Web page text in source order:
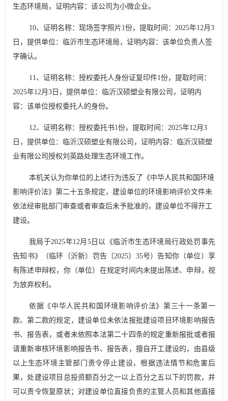
生态环境局，证明内容：该公司为小微企业。
10、证明名称：现场签字照片1份，提取时间：2025年12月3
日，提供单位：临沂市生态环境局，证明内容：该单位负责人签
字确认。
11、证明名称：授权委托人身份证复印件1份，提取时间：
2025年12月3 日，提供单位：临沂汉硕塑业有限公司，证明内
容：该单位授权委托人的身份。
12、证明名称：授权委托书1份，提取时间：2025年12月3
日，提供单位：临沂汉硕塑业有限公司，证明内容：临沂汉硕塑
业有限公司授权刘英路处理生态环境工作。
本机关认为你单位的上述行为违反了 《中华人民共和国环境
影响评价法》第二十五条规定， 建设单位的环境影响评价文件未
依法经审批部门审查或者审查后未予批准的，建设单位不得开工
建设。
我局于2025年12月 5日以《临沂市生态环境局行政处罚事先
告知书》（临环（沂新）罚告〔2025〕 35号）告知你（单位）享
有陈述申辩权，你（单位） 在规定时间内未提出陈述、申辩，视
为放弃权利。
依据《中华人民共和国环境影响评价法》第三十一条第一
款、第二款的规定， 建设单位未依法报批建设项目环境影响报告
书、报告表，或者未依照本法第二十四条的规定重新报批或者报
请重新审核环境影响报告书、报告表，擅自开工建设的，由县级
以上生态环境主管部门责令停止建设，根据违法情节和危害后
果，处建设项目总投资额百分之一以上百分之五以下的罚款，并
可以责令恢复原状；对建设单位直接负责的主管人员和其他直接